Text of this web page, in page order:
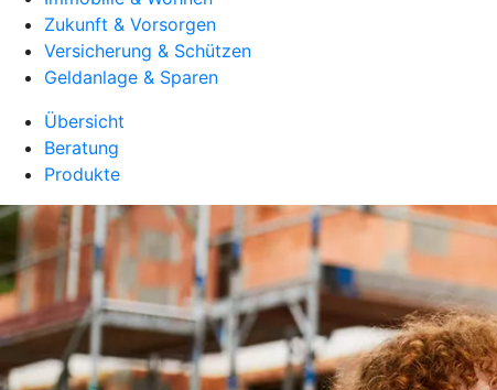
Zukunft & Vorsorgen
Versicherung & Schützen
Geldanlage & Sparen
Übersicht
Beratung
Produkte